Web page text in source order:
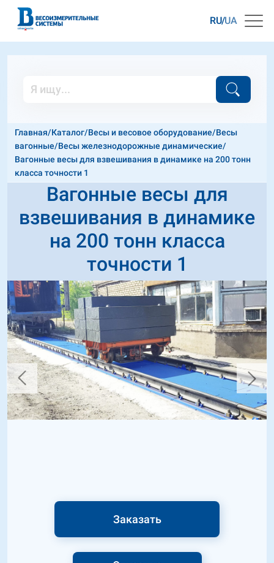
RU UA
Главная/Каталог/Весы и весовое оборудование/Весы
вагонные/Весы железнодорожные динамические/
Вагонные весы для взвешивания в динамике на 200 тонн
класса точности 1
Вагонные весы для
взвешивания в динамике
на 200 тонн класса
точности 1
Заказать